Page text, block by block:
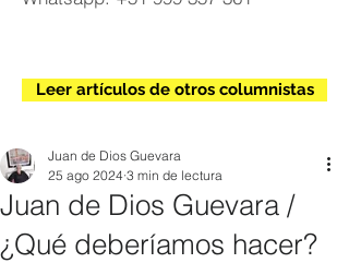
Leer artículos de otros columnistas
Juan de Dios Guevara /
¿Qué deberíamos hacer?
Juan de Dios Guevara
25 ago 2024 3 min de lectura